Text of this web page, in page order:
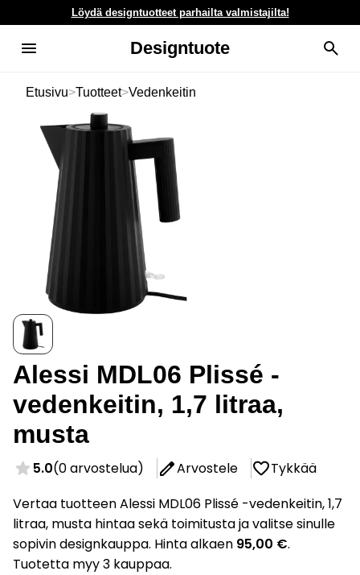
Löydä designtuotteet parhailta valmistajilta!
Designtuote
Etusivu>Tuotteet>Vedenkeitin
Alessi MDL06 Plissé -
vedenkeitin, 1,7 litraa,
musta
5.0(0 arvostelua) Arvostele
Tykkää
Vertaa tuotteen Alessi MDL06 Plissé -vedenkeitin, 1,7
litraa, musta hintaa sekä toimitusta ja valitse sinulle
sopivin designkauppa. Hinta alkaen 95,00 €.
Tuotetta myy 3 kauppaa.